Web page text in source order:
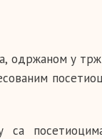
одржаном у
са